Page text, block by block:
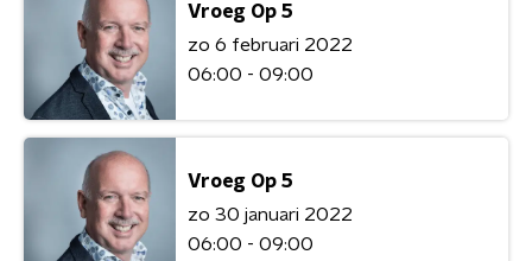
Vroeg Op 5
zo 6 februari 2022
06:00 - 09:00
Vroeg Op 5
zo 30 januari 2022
06:00 - 09:00